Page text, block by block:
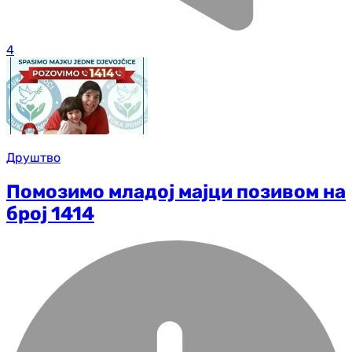
4
Друштво
Помозимо младој мајци позивом на
број 1414